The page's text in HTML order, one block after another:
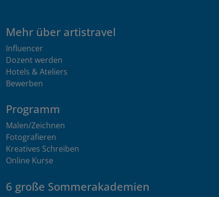
Mehr über artistravel
Influencer
Dozent werden
Hotels & Ateliers
Bewerben
Programm
Malen/Zeichnen
Fotografieren
Kreatives Schreiben
Online Kurse
6 große Sommerakademien